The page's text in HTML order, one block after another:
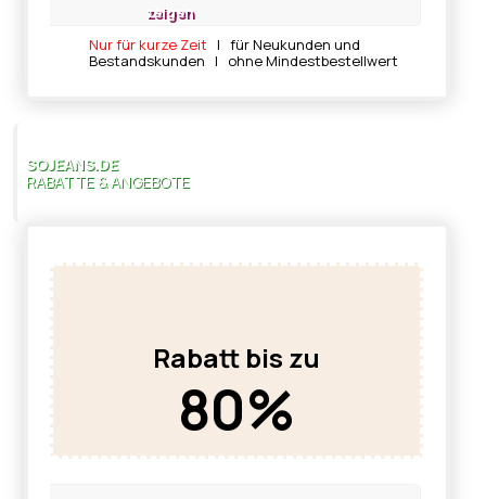
zeigen
Nur für kurze Zeit | für Neukunden und
Bestandskunden | ohne Mindestbestellwert
SOJEANS.DE
RABATTE & ANGEBOTE
Rabatt bis zu
80%